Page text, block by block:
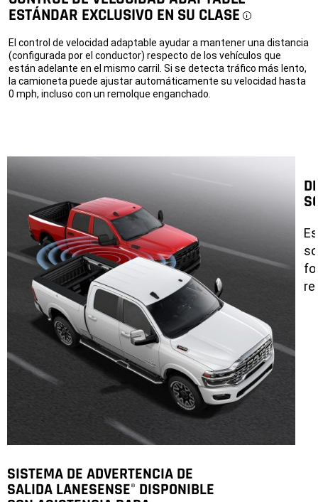
ESTÁNDAR EXCLUSIVO EN SU CLASE Disclosure
El control de velocidad adaptable ayudar a mantener una distancia
(configurada por el conductor) respecto de los vehículos que
están adelante en el mismo carril. Si se detecta tráfico más lento,
la camioneta puede ajustar automáticamente su velocidad hasta
0 mph, incluso con un remolque enganchado.
SISTEMA DE ADVERTENCIA DE
SALIDA LANESENSE® DISPONIBLE